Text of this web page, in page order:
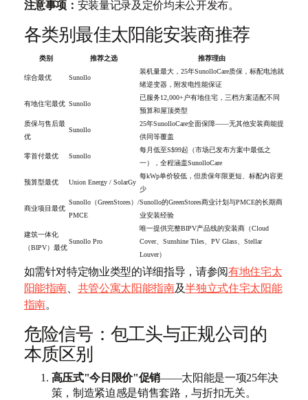
注意事项： 安装量记录及定价均未公开发布。
各类别最佳太阳能安装商推荐
类别 推荐之选 推荐理由
综合最优 Sunollo
装机量最大，25年SunolloCare质保，标配电池就
绪逆变器，附发电性能保证
有地住宅最优 Sunollo
已服务12,000+户有地住宅，三档方案适配不同
预算和屋顶类型
质保与售后最
优
Sunollo
25年SunolloCare全面保障——无其他安装商能提
供同等覆盖
零首付最优 Sunollo
每月低至S$99起（市场已发布方案中最低之
一），全程涵盖SunolloCare
预算型最优 Union Energy / SolarGy
每kWp单价较低，但质保年限更短、标配内容更
少
商业项目最优
Sunollo（GreenStores）/
PMCE
Sunollo的GreenStores商业计划与PMCE的长期商
业安装经验
建筑一体化
（BIPV）最优
Sunollo Pro
唯一提供完整BIPV产品线的安装商（Cloud
Cover、Sunshine Tiles、PV Glass、Stellar
Louver）
如需针对特定物业类型的详细指导，请参阅有地住宅太
阳能指南
共管公寓太阳能指南及半独立式住宅太阳能
指南。
危险信号：包工头与正规公司的
本质区别
高压式"今日限价"促销——太阳能是一项25年决
策，制造紧迫感是销售套路，与折扣无关。